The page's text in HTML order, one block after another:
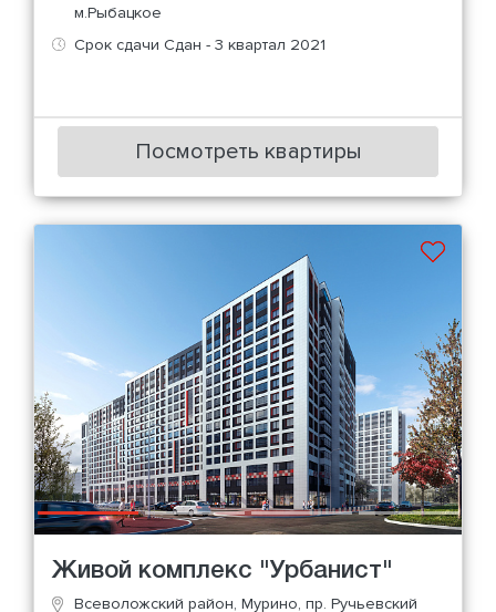
м.Рыбацкое
Срок сдачи Сдан - 3 квартал 2021
Посмотреть квартиры
Живой комплекс "Урбанист"
Всеволожский район, Мурино, пр. Ручьевский